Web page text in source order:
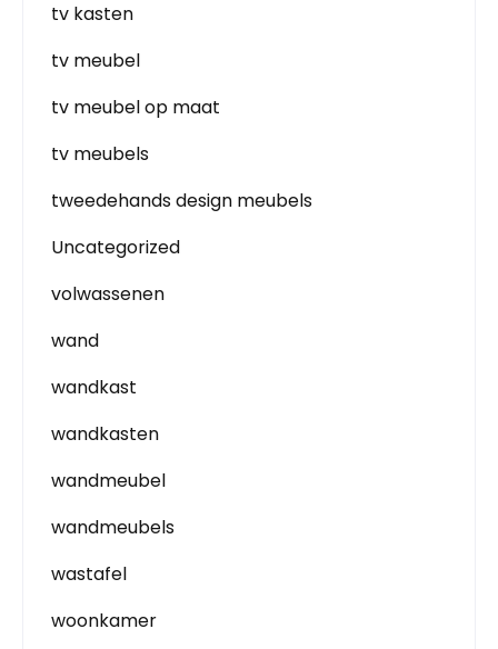
tv kasten
tv meubel
tv meubel op maat
tv meubels
tweedehands design meubels
Uncategorized
volwassenen
wand
wandkast
wandkasten
wandmeubel
wandmeubels
wastafel
woonkamer